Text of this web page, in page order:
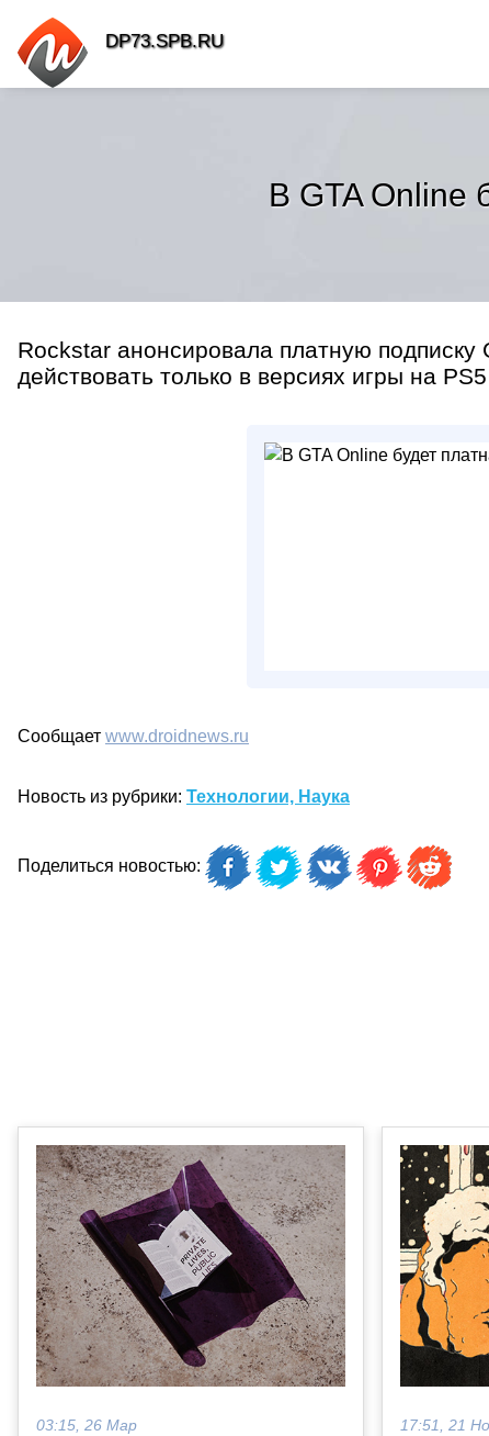
В GTA Online
Rockstar анонсировала платную подписку
действовать только в версиях игры на
Сообщает www.droidnews.ru
Новость из рубрики: Технологии, Наука
Поделиться новостью:
03:15, 26 Мар 17:51, 21
DP73.SPB.RU